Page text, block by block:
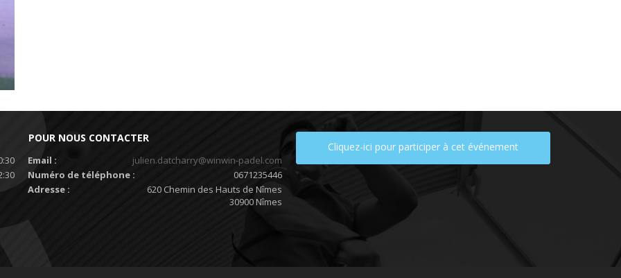
POUR NOUS CONTACTER
Email :
julien.datcharry@winwin-padel.com
Numéro de téléphone :
0671235446
Adresse :
620 Chemin des Hauts de Nîmes
30900 Nîmes
Cliquez-ici pour participer à cet événement